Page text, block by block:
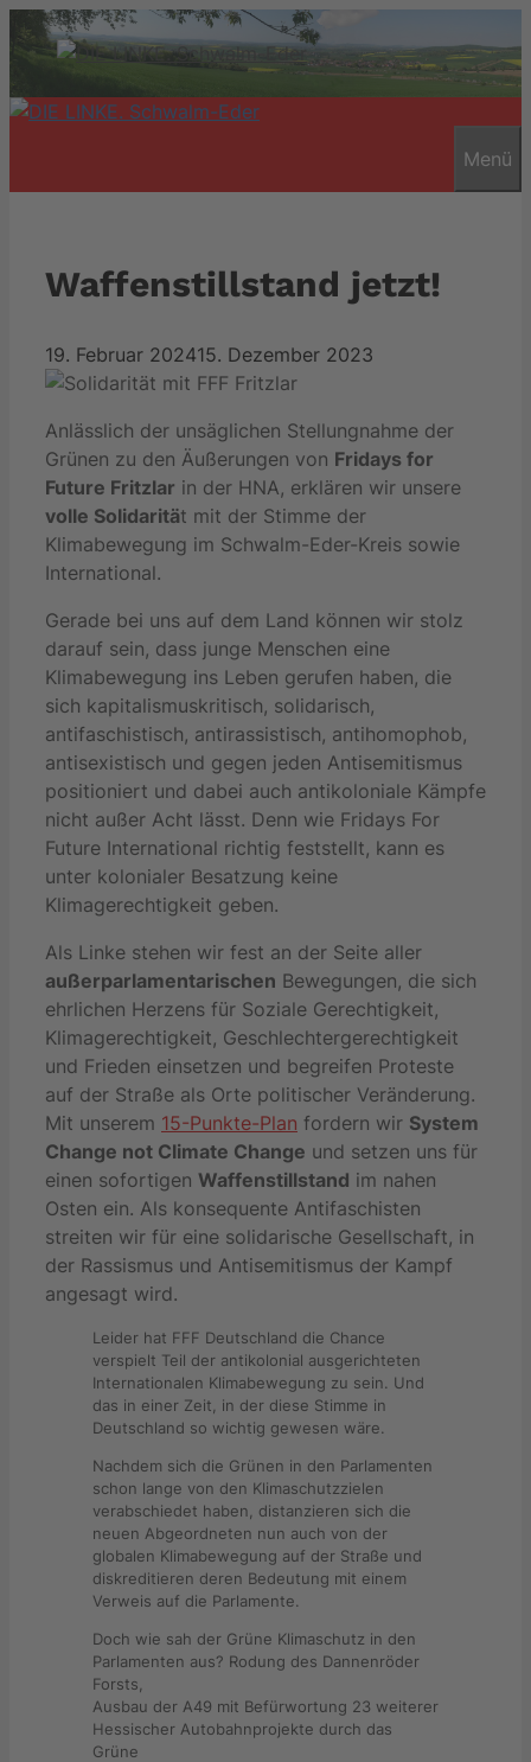
Zum
Inhalt
springen
Menü
Waffenstillstand jetzt!
19. Februar 202415. Dezember 2023
Anlässlich der unsäglichen Stellungnahme der
Grünen zu den Äußerungen von Fridays for
Future Fritzlar in der HNA, erklären wir unsere
volle Solidarität mit der Stimme der
Klimabewegung im Schwalm-Eder-Kreis sowie
International.
Gerade bei uns auf dem Land können wir stolz
darauf sein, dass junge Menschen eine
Klimabewegung ins Leben gerufen haben, die
sich kapitalismuskritisch, solidarisch,
antifaschistisch, antirassistisch, antihomophob,
antisexistisch und gegen jeden Antisemitismus
positioniert und dabei auch antikoloniale Kämpfe
nicht außer Acht lässt. Denn wie Fridays For
Future International richtig feststellt, kann es
unter kolonialer Besatzung keine
Klimagerechtigkeit geben.
Als Linke stehen wir fest an der Seite aller
außerparlamentarischen Bewegungen, die sich
ehrlichen Herzens für Soziale Gerechtigkeit,
Klimagerechtigkeit, Geschlechtergerechtigkeit
und Frieden einsetzen und begreifen Proteste
auf der Straße als Orte politischer Veränderung.
Mit unserem 15-Punkte-Plan fordern wir System
Change not Climate Change und setzen uns für
einen sofortigen Waffenstillstand im nahen
Osten ein. Als konsequente Antifaschisten
streiten wir für eine solidarische Gesellschaft, in
der Rassismus und Antisemitismus der Kampf
angesagt wird.
Leider hat FFF Deutschland die Chance
verspielt Teil der antikolonial ausgerichteten
Internationalen Klimabewegung zu sein. Und
das in einer Zeit, in der diese Stimme in
Deutschland so wichtig gewesen wäre.
Nachdem sich die Grünen in den Parlamenten
schon lange von den Klimaschutzzielen
verabschiedet haben, distanzieren sich die
neuen Abgeordneten nun auch von der
globalen Klimabewegung auf der Straße und
diskreditieren deren Bedeutung mit einem
Verweis auf die Parlamente.
Doch wie sah der Grüne Klimaschutz in den
Parlamenten aus? Rodung des Dannenröder
Forsts,
Ausbau der A49 mit Befürwortung 23 weiterer
Hessischer Autobahnprojekte durch das
Grüne